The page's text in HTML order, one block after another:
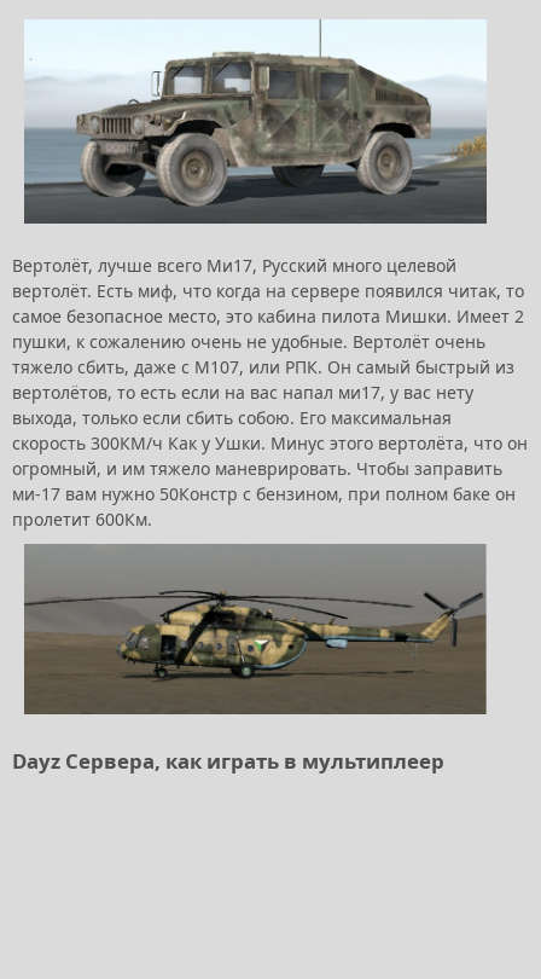
Вертолёт, лучше всего Ми17, Русский много целевой
вертолёт. Есть миф, что когда на сервере появился читак, то
самое безопасное место, это кабина пилота Мишки. Имеет 2
пушки, к сожалению очень не удобные. Вертолёт очень
тяжело сбить, даже с М107, или РПК. Он самый быстрый из
вертолётов, то есть если на вас напал ми17, у вас нету
выхода, только если сбить собою. Его максимальная
скорость 300КМ/ч Как у Ушки. Минус этого вертолёта, что он
огромный, и им тяжело маневрировать. Чтобы заправить
ми-17 вам нужно 50Констр с бензином, при полном баке он
пролетит 600Км.
Dayz Сервера, как играть в мультиплеер